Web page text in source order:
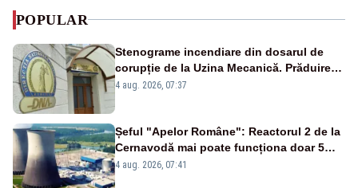
POPULAR
Stenograme incendiare din dosarul de
corupție de la Uzina Mecanică. Prăduirea
banilor din programul SAFE, interceptată
4 aug. 2026, 07:37
Șeful "Apelor Române": Reactorul 2 de la
Cernavodă mai poate funcționa doar 5
zile
4 aug. 2026, 07:41